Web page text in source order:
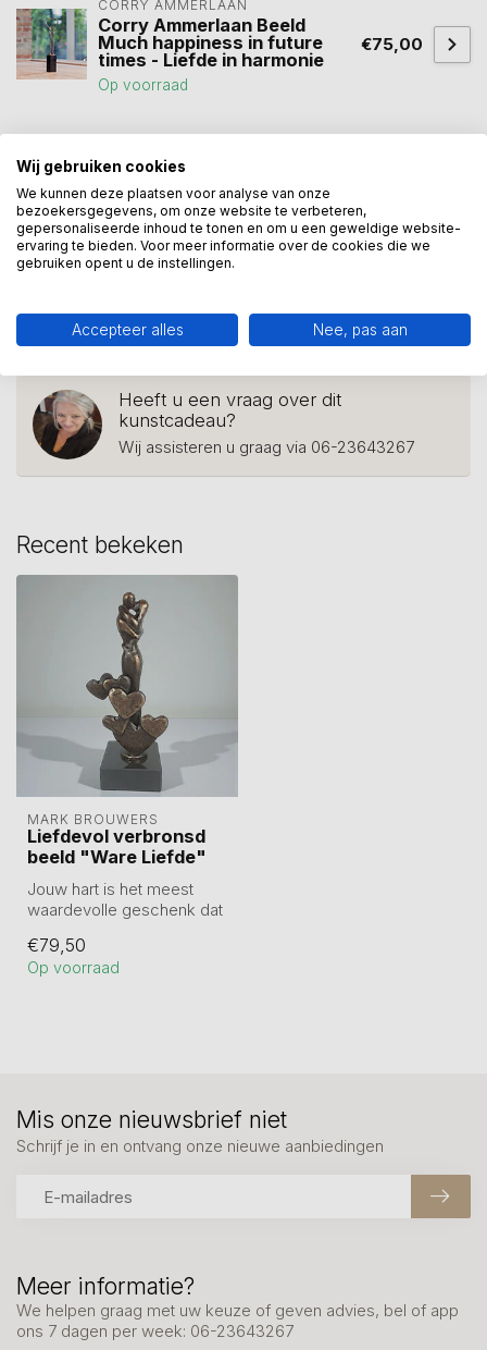
CORRY AMMERLAAN
Corry Ammerlaan Beeld
Much happiness in future
times - Liefde in harmonie
Op voorraad
€75,00
beeld liefde(26)
huwelijk cadeau(1) liefdevol(1)
romantisch (2)
gratis verzending NL
(1)
Heeft u een vraag over dit
kunstcadeau?
Wij assisteren u graag via 06-23643267
Recent bekeken
MARK BROUWERS
Liefdevol verbronsd
beeld "Ware Liefde"
Jouw hart is het meest
waardevolle geschenk dat
Liefdev...
€79,50
Op voorraad
Meer informatie?
We helpen graag met uw keuze of geven advies, bel of app
ons 7 dagen per week: 06-23643267
Mis onze nieuwsbrief niet
Schrijf je in en ontvang onze nieuwe aanbiedingen
Wij gebruiken cookies
We kunnen deze plaatsen voor analyse van onze
bezoekersgegevens, om onze website te verbeteren,
gepersonaliseerde inhoud te tonen en om u een geweldige website-
ervaring te bieden. Voor meer informatie over de cookies die we
gebruiken opent u de instellingen.
Accepteer alles Nee, pas aan